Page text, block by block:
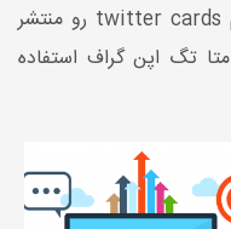
شخصی متا تگ خاص خودش به نام twitter cards رو منتشر
تگ اپن گراف استفاده